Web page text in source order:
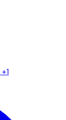
+1